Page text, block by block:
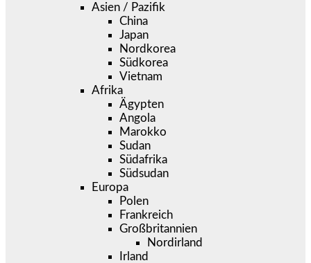
Asien / Pazifik
China
Japan
Nordkorea
Südkorea
Vietnam
Afrika
Ägypten
Angola
Marokko
Sudan
Südafrika
Südsudan
Europa
Polen
Frankreich
Großbritannien
Nordirland
Irland